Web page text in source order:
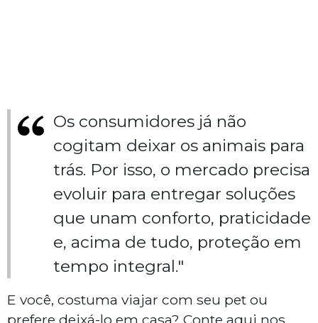
Os consumidores já não
cogitam deixar os animais para
trás. Por isso, o mercado precisa
evoluir para entregar soluções
que unam conforto, praticidade
e, acima de tudo, proteção em
tempo integral."
E você, costuma viajar com seu pet ou
prefere deixá-lo em casa? Conte aqui nos